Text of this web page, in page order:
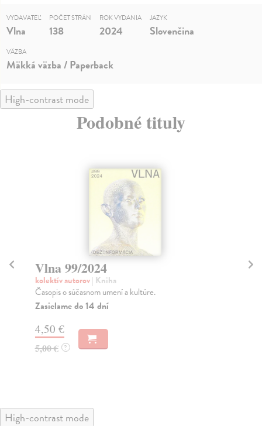
VYDAVATEĽ
Vlna
POČET STRÁN
138
ROK VYDANIA
2024
JAZYK
Slovenčina
VÄZBA
Mäkká väzba / Paperback
High-contrast mode
Podobné tituly
Vlna 98/2024
kolektív autorov| Kniha
Časopis o súčasnom umení a kultúre. Obsah:
(DEZ)INFORMÁCIA Text Peter Šulej
4,50 €
High-contrast mode